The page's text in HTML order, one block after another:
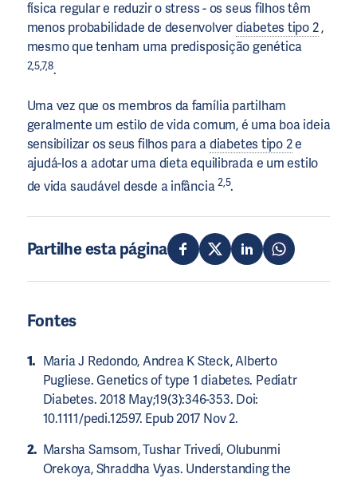
física regular e reduzir o stress - os seus filhos têm
menos probabilidade de desenvolverdiabetes tipo 2,
mesmo que tenham uma predisposição genética
2,5,7,8.
Uma vez que os membros da família partilham
geralmente um estilo de vida comum, é uma boa ideia
sensibilizar os seus filhos para adiabetes tipo 2e
ajudá-los a adotar uma dieta equilibrada e um estilo
de vida saudável desde a infância2,5.
Partilhe esta página
Fontes
Maria J Redondo, Andrea K Steck, Alberto
Pugliese. Genetics of type 1 diabetes. Pediatr
Diabetes. 2018 May;19(3):346-353. Doi:
10.1111/pedi.12597. Epub 2017 Nov 2.
Marsha Samsom, Tushar Trivedi, Olubunmi
Orekoya, Shraddha Vyas. Understanding the